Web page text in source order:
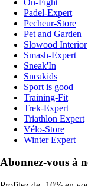
Padel-Expert
Pecheur-Store
Pet and Garden
Slowood Interior
Smash-Expert
Sneak'In
Sneakids
Sport is good
Training-Fit
Trek-Expert
Triathlon Expert
Vélo-Store
Winter Expert
Abonnez-vous à